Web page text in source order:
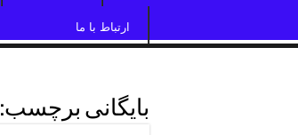
ارتباط با ما
بایگانی برچسب: